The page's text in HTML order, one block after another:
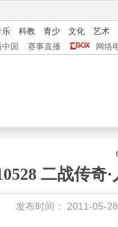
乐 科教 青少 文化
艺术
国 赛事直播 网络
二战传
发布时间： 2011-05-